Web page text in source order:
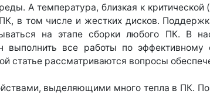
А температура, близкая к
в том числе и жестких дисков.
на этапе сборки любого ПК. В
выполнить все работы по
статье рассматриваются вопросы
выделяющими много тепла в ПК.